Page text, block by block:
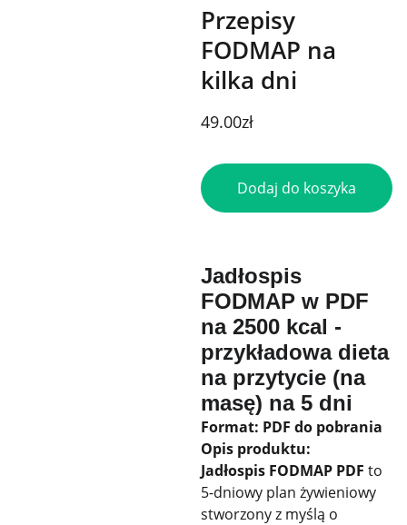
Przepisy
FODMAP na
kilka dni
49.00zł
Dodaj do koszyka
Jadłospis
FODMAP w PDF
na 2500 kcal -
przykładowa dieta
na przytycie (na
masę) na 5 dni
Format: PDF do pobrania
Opis produktu:
Jadłospis FODMAP PDF to
5-dniowy plan żywieniowy
stworzony z myślą o